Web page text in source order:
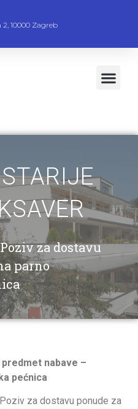
2, 10000 Zagreb
Poziv za dostavu
parno
nabave –
pećnica
za dostavu ponude za